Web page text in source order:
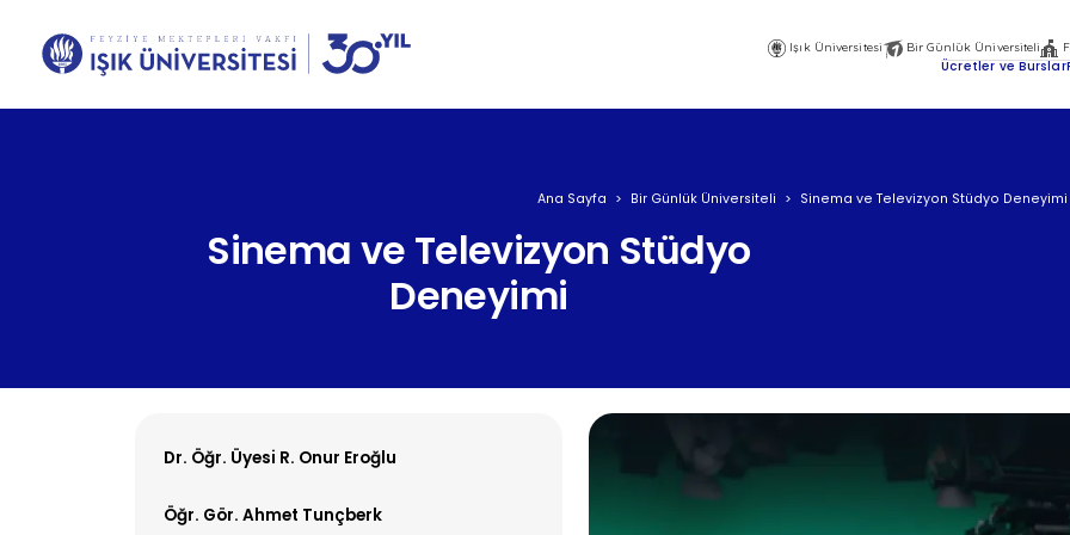
AnaIşık Üniversitesi Bir Günlük Üniversiteli
Ücretler ve Burslar
Ana Sayfa Bir Günlük Üniversiteli Sinema ve Televizyon Stüdyo Deneyimi
Sinema ve Televizyon Stüdyo
Deneyimi
Dr. Öğr. Üyesi R. Onur Eroğlu
Öğr. Gör. Ahmet Tunçberk